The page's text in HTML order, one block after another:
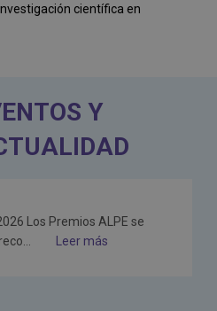
científica en
Y
Los Premios ALPE se
Leer más